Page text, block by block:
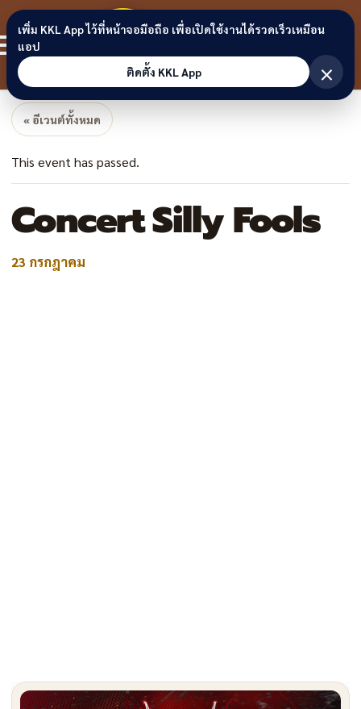
Skip to content
ขอนแก่น
ลิงก์
« อีเวนต์ทั้งหมด
This event has passed.
Concert Silly Fools
23 กรกฎาคม
เพิ่ม KKL App ไว้ที่หน้าจอมือถือ เพื่อเปิดใช้งานได้รวดเร็วเหมือน
แอป
ติดตั้ง KKL App
×